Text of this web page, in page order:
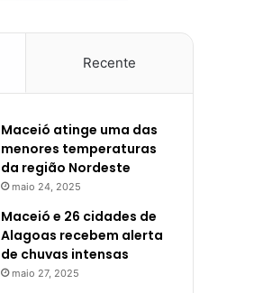
Recente
Maceió atinge uma das
menores temperaturas
da região Nordeste
maio 24, 2025
Maceió e 26 cidades de
Alagoas recebem alerta
de chuvas intensas
maio 27, 2025